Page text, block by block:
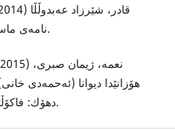
نامه‌ى ماسته‌ر. سكولى زمان. زانكۆى سلێمانى.
هۆزانێدا دیوانا (ئه‌حمه‌دى
دهۆك: فاكۆڵتیا زانستێن مروڤایه‌تى، سكولا ئادابێ.